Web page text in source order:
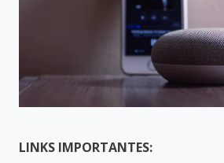
LINKS IMPORTANTES: